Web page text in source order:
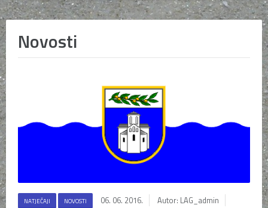
Novosti
NATJEČAJI NOVOSTI 06. 06. 2016. Autor: LAG_admin